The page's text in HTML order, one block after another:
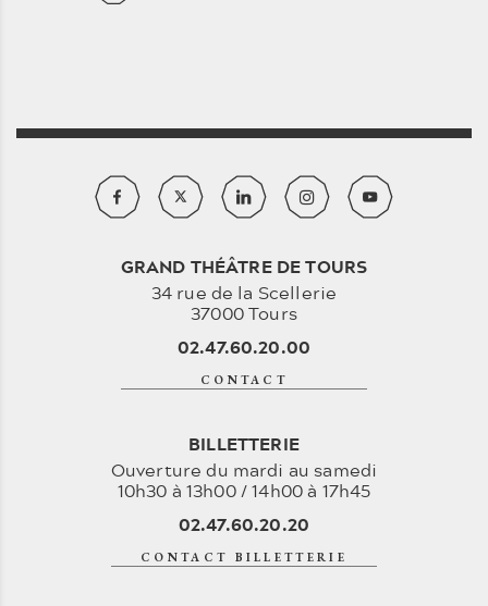
GRAND THÉÂTRE DE TOURS
34 rue de la Scellerie
37000 Tours
02.47.60.20.00
CONTACT
BILLETTERIE
Ouverture du mardi au samedi
10h30 à 13h00 / 14h00 à 17h45
02.47.60.20.20
CONTACT BILLETTERIE